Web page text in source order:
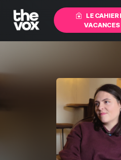
LE CAHIER
VACANCES